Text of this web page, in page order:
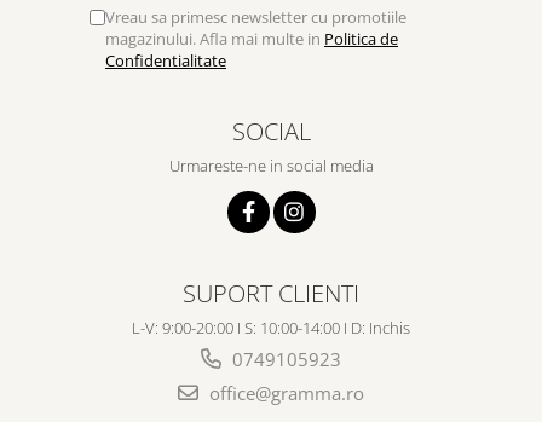
Vreau sa primesc newsletter cu promotiile
magazinului. Afla mai multe in Politica de
Confidentialitate
SOCIAL
Urmareste-ne in social media
SUPORT CLIENTI
L-V: 9:00-20:00 I S: 10:00-14:00 I D: Inchis
0749105923
office@gramma.ro